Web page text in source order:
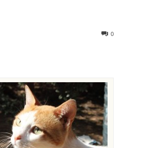
0